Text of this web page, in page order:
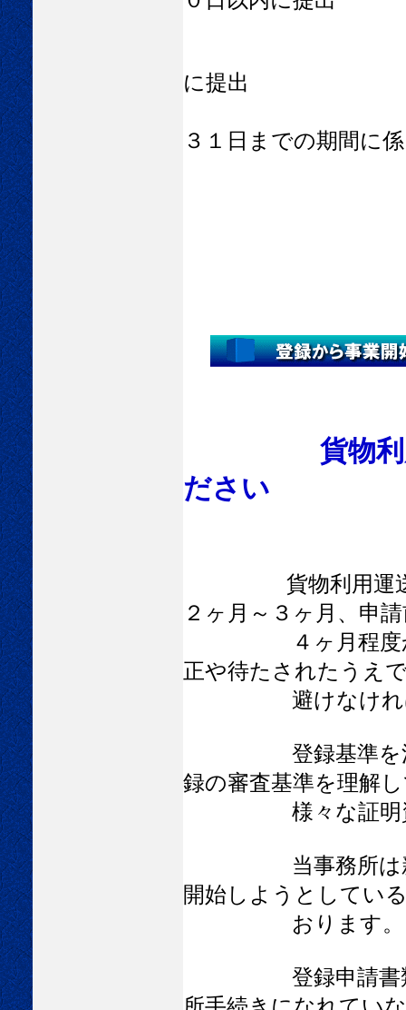
に提出
３１日までの期間に
貨物利
ださい
貨物利用運
２ヶ月～３ヶ月、申
４ヶ月程度かか
正や待たされたうえ
避けなければ
登録基準を満た
録の審査基準を理解
様々な証明資料
当事務所は新た
開始しようとしてい
おります
登録申請書類等